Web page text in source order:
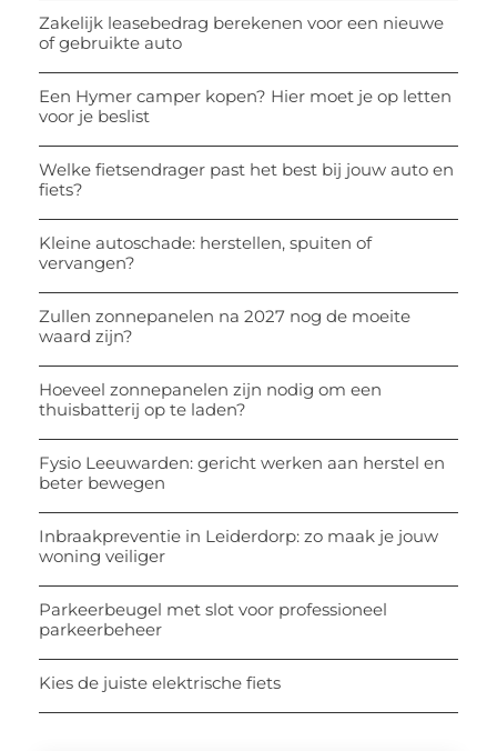
Zakelijk leasebedrag berekenen voor een nieuwe
of gebruikte auto
Een Hymer camper kopen? Hier moet je op letten
voor je beslist
Welke fietsendrager past het best bij jouw auto en
fiets?
Kleine autoschade: herstellen, spuiten of
vervangen?
Zullen zonnepanelen na 2027 nog de moeite
waard zijn?
Hoeveel zonnepanelen zijn nodig om een
thuisbatterij op te laden?
Fysio Leeuwarden: gericht werken aan herstel en
beter bewegen
Inbraakpreventie in Leiderdorp: zo maak je jouw
woning veiliger
Parkeerbeugel met slot voor professioneel
parkeerbeheer
Kies de juiste elektrische fiets